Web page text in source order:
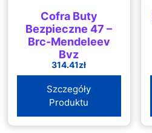
Cofra Buty
Bezpieczne 47 –
Brc-Mendeleev
Byz
314.41zł
Szczegóły
Produktu